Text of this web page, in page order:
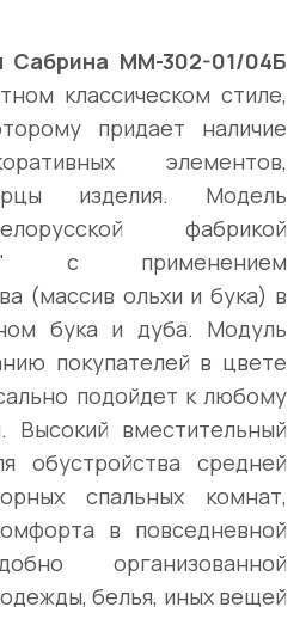
ММ-302-01/04Б
классическом стиле,
придает наличие
элементов,
изделия. Модель
фабрикой
с применением
(массив ольхи и бука) в
бука и дуба. Модуль
покупателей в цвете
подойдет к любому
Высокий вместительный
обустройства средней
спальных комнат,
в повседневной
организованной
белья, иных вещей